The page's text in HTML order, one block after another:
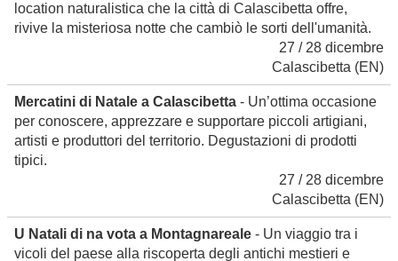
location naturalistica che la città di Calascibetta offre,
rivive la misteriosa notte che cambiò le sorti dell'umanità.
27 / 28 dicembre
Calascibetta (EN)
Mercatini di Natale a Calascibetta - Un’ottima occasione
per conoscere, apprezzare e supportare piccoli artigiani,
artisti e produttori del territorio. Degustazioni di prodotti
tipici.
27 / 28 dicembre
Calascibetta (EN)
U Natali di na vota a Montagnareale - Un viaggio tra i
vicoli del paese alla riscoperta degli antichi mestieri e